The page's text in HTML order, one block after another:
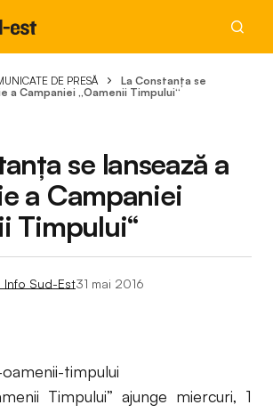
DE PRESĂ
La Constanța se
a Campaniei „Oamenii Timpului“
se lansează a
a Campaniei
Timpului“
Info Sud-Est31 mai 2016
Timpului” ajunge miercuri, 1